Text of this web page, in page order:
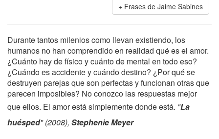
Frases de Jaime Sabines
Durante tantos milenios como llevan existiendo, los
humanos no han comprendido en realidad qué es el amor.
¿Cuánto hay de físico y cuánto de mental en todo eso?
¿Cuándo es accidente y cuándo destino? ¿Por qué se
destruyen parejas que son perfectas y funcionan otras que
parecen imposibles? No conozco las respuestas mejor
que ellos. El amor está simplemente donde está. "La
huésped" (2008), Stephenie Meyer